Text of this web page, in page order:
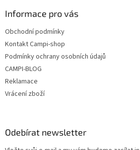
Informace pro vás
Obchodní podmínky
Kontakt Campi-shop
Podmínky ochrany osobních údajů
CAMPI-BLOG
Reklamace
Vrácení zboží
Odebírat newsletter